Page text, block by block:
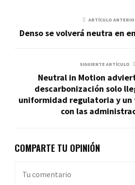
ARTÍCULO
Denso se volverá neutra en
SIGUIENTE ARTÍCULO
Neutral in Motion
descarbonización solo
uniformidad regulatoria y
con las
COMPARTE TU OPINIÓN